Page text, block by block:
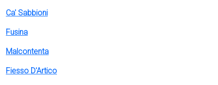
Ca' Sabbioni
Fusina
Malcontenta
Fiesso D'Artico